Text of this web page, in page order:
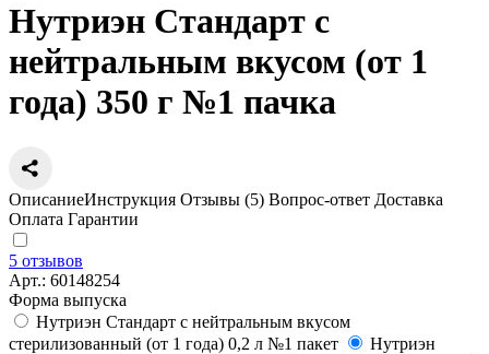
Нутриэн Стандарт с
нейтральным вкусом (от 1
года) 350 г №1 пачка
ОписаниеИнструкция Отзывы (5) Вопрос-ответ Доставка
Оплата Гарантии
5 отзывов
Арт.: 60148254
Форма выпуска
Нутриэн Стандарт с нейтральным вкусом
стерилизованный (от 1 года) 0,2 л №1 пакет
Нутриэн